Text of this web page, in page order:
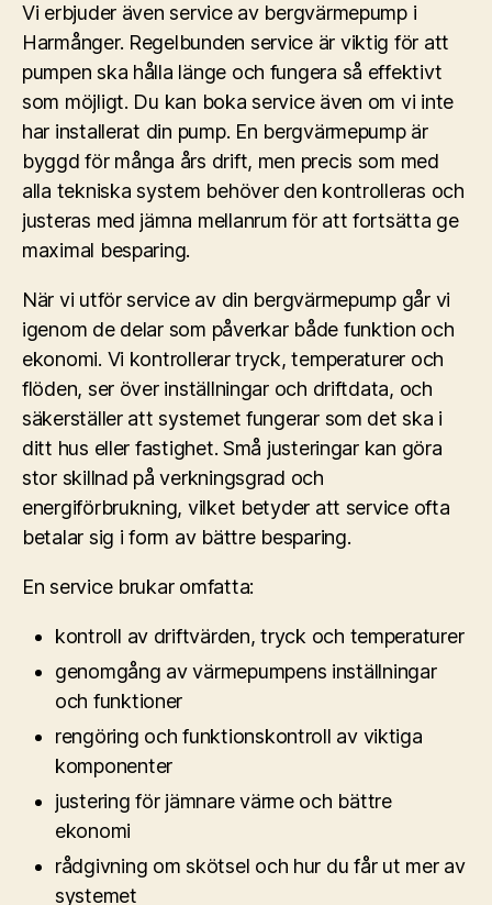
Vi erbjuder även service av bergvärmepump i
Harmånger. Regelbunden service är viktig för att
pumpen ska hålla länge och fungera så effektivt
som möjligt. Du kan boka service även om vi inte
har installerat din pump. En bergvärmepump är
byggd för många års drift, men precis som med
alla tekniska system behöver den kontrolleras och
justeras med jämna mellanrum för att fortsätta ge
maximal besparing.
När vi utför service av din bergvärmepump går vi
igenom de delar som påverkar både funktion och
ekonomi. Vi kontrollerar tryck, temperaturer och
flöden, ser över inställningar och driftdata, och
säkerställer att systemet fungerar som det ska i
ditt hus eller fastighet. Små justeringar kan göra
stor skillnad på verkningsgrad och
energiförbrukning, vilket betyder att service ofta
betalar sig i form av bättre besparing.
En service brukar omfatta:
kontroll av driftvärden, tryck och temperaturer
genomgång av värmepumpens inställningar
och funktioner
rengöring och funktionskontroll av viktiga
komponenter
justering för jämnare värme och bättre
ekonomi
rådgivning om skötsel och hur du får ut mer av
systemet